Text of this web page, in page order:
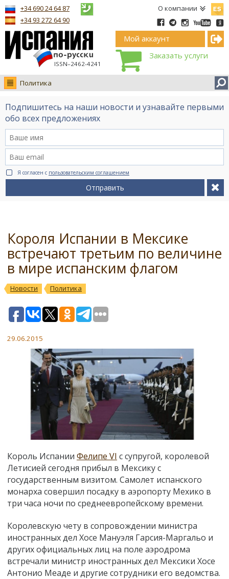
О компании
ISSN–2462-4241
+34 690 24 64 87
+34 93 272 64 90
Мой аккаунт
Заказать услуги
Политика
Новости
Интервью
Видео Ruso.TV
BCN life
Сервис на немецком
Подпишитесь на наши новости и узнавайте первыми
обо всех предложениях
Я согласен с пользовательским соглашением
Отправить
Короля Испании в Мексике
встречают третьим по величине
в мире испанским флагом
Новости Политика
29.06.2015
Король Испании Фелипе VI с супругой, королевой
Летисией сегодня прибыл в Мексику с
государственным визитом. Самолет испанского
монарха совершил посадку в аэропорту Мехико в
три часа ночи по среднеевропейскому времени.
Королевскую чету в сопровождении министра
иностранных дел Хосе Мануэля Гарсия-Маргальо и
других официальных лиц на поле аэродрома
встречали министр иностранных дел Мексики Хосе
Антонио Меаде и другие сотрудники его ведомства.